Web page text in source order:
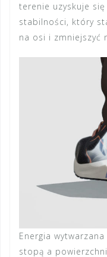
terenie uzyskuje
stabilności, który
na osi i zmniejszyć
Energia
stopą a